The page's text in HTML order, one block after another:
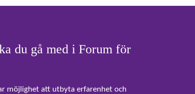
du gå med i Forum för
möjlighet att utbyta erfarenhet och